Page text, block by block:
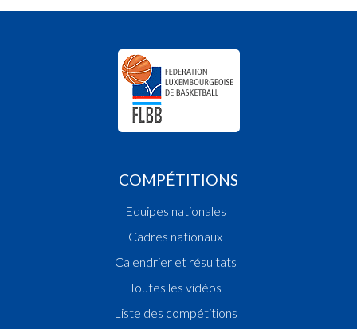
COMPÉTITIONS
Equipes nationales
Cadres nationaux
Calendrier et résultats
Toutes les vidéos
Liste des compétitions